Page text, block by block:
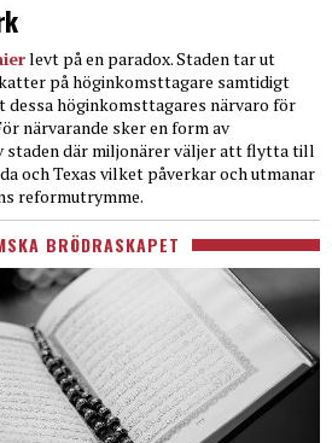
levt på en paradox. Staden tar ut
på höginkomsttagare samtidigt
dessa höginkomsttagares närvaro för
närvarande sker en form av
staden där miljonärer väljer att flytta till
och Texas vilket påverkar och utmanar
reformutrymme.
BRÖDRASKAPET